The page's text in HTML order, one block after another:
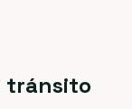
tránsito